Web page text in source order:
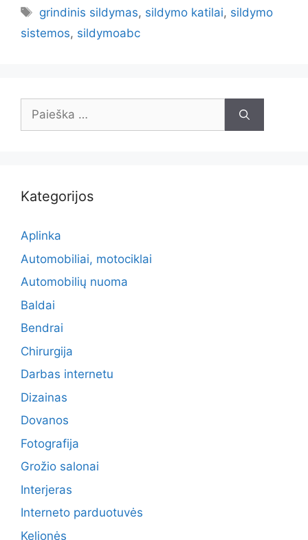
Žymos
grindinis sildymas, sildymo katilai, sildymo
sistemos, sildymoabc
Ieškoti:
Kategorijos
Aplinka
Automobiliai, motociklai
Automobilių nuoma
Baldai
Bendrai
Chirurgija
Darbas internetu
Dizainas
Dovanos
Fotografija
Grožio salonai
Interjeras
Interneto parduotuvės
Kelionės